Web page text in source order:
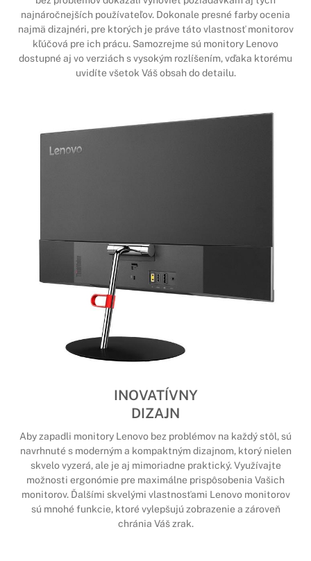
najnáročnejších používateľov. Dokonale presné farby ocenia
najmä dizajnéri, pre ktorých je práve táto vlastnosť monitorov
kľúčová pre ich prácu. Samozrejme sú monitory Lenovo
dostupné aj vo verziách s vysokým rozlíšením, vďaka ktorému
uvidíte všetok Váš obsah do detailu.
INOVATÍVNY
DIZAJN
Aby zapadli monitory Lenovo bez problémov na každý stôl, sú
navrhnuté s moderným a kompaktným dizajnom, ktorý nielen
skvelo vyzerá, ale je aj mimoriadne praktický. Využívajte
možnosti ergonómie pre maximálne prispôsobenia Vašich
monitorov. Ďalšími skvelými vlastnosťami Lenovo monitorov
sú mnohé funkcie, ktoré vylepšujú zobrazenie a zároveň
chránia Váš zrak.